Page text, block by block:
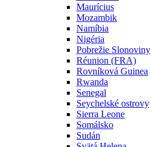
Maurícius
Mozambik
Namíbia
Nigéria
Pobrežie Slonoviny
Réunion (FRA)
Rovníková Guinea
Rwanda
Senegal
Seychelské ostrovy
Sierra Leone
Somálsko
Sudán